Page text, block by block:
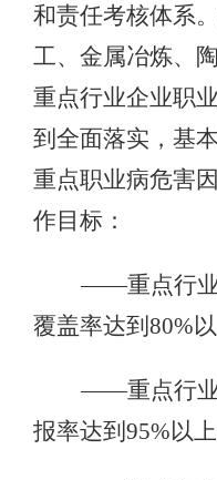
和责任考核体系
工、金属冶炼、
重点行业企业职
到全面落实，基
重点职业病危害
作目标：
——重点行业
覆盖率达到80%以
——重点行业
报率达到95%以上